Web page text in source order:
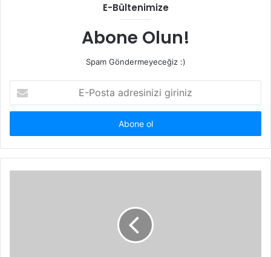
E-Bültenimize
Abone Olun!
Spam Göndermeyeceğiz :)
Posta
adresinizi